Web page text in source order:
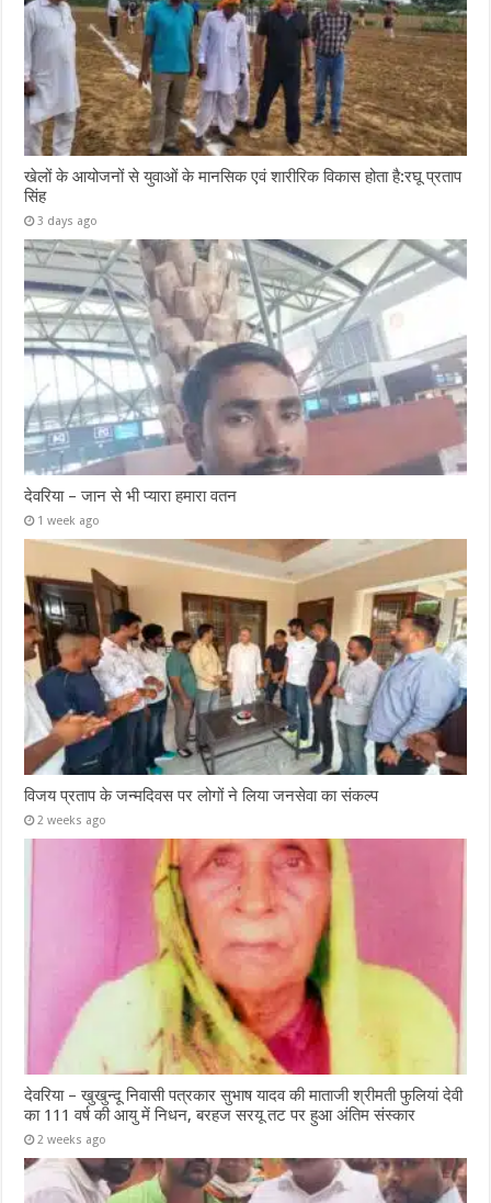
खेलों के आयोजनों से युवाओं के मानसिक एवं शारीरिक विकास होता है:रघू प्रताप
सिंह
3 days ago
देवरिया – जान से भी प्यारा हमारा वतन
1 week ago
विजय प्रताप के जन्मदिवस पर लोगों ने लिया जनसेवा का संकल्प
2 weeks ago
देवरिया – खुखुन्दू निवासी पत्रकार सुभाष यादव की माताजी श्रीमती फुलियां देवी
का 111 वर्ष की आयु में निधन, बरहज सरयू तट पर हुआ अंतिम संस्कार
2 weeks ago